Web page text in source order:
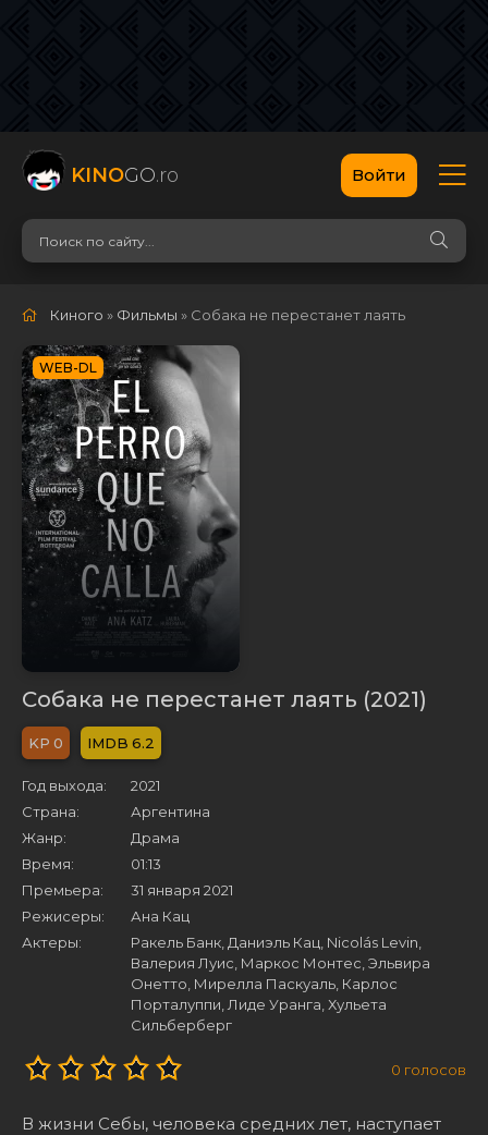
KINOGO.ro Войти
Киного » Фильмы » Собака не перестанет лаять
WEB-DL
Собака не перестанет лаять (2021)
0 6.2
Год выхода:
2021
Страна:
Аргентина
Жанр:
Драма
Время:
01:13
Премьера:
31 января 2021
Режисеры:
Ана Кац
Актеры:
Ракель Банк, Даниэль Кац, Nicolás Levin,
Валерия Луис, Маркос Монтес, Эльвира
Онетто, Мирелла Паскуаль, Карлос
Порталуппи, Лиде Уранга, Хульета
Сильберберг
0 голосов
В жизни Себы, человека средних лет, наступает